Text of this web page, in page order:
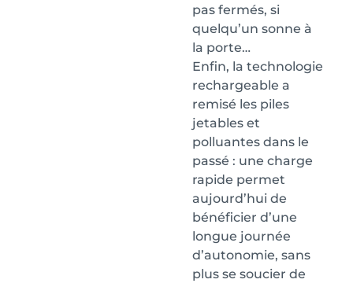
pas fermés, si
quelqu’un sonne à
la porte…
Enfin, la technologie
rechargeable a
remisé les piles
jetables et
polluantes dans le
passé : une charge
rapide permet
aujourd’hui de
bénéficier d’une
longue journée
d’autonomie, sans
plus se soucier de